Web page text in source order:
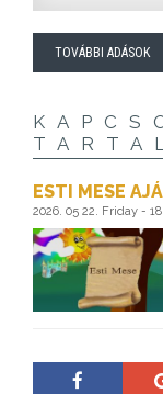
TOVÁBBI ADÁSOK
ESTI MESE
2026. 05 22. Friday -